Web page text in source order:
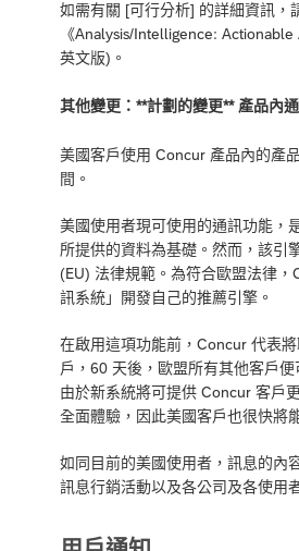
如需有關 [可行分析] 的詳細資訊，
《Analysis/Intelligence: Actionable
英文版)。
其他變更：**計劃的變更** 產品內
美國客戶使用 Concur 產品內的產
間。
美國使用者現可使用的通訊功能，
所提供的資料為基礎。然而，該引
(EU) 法律規範。為符合歐盟法律
訊系統」開發自己的推薦引擎。
在啟用這項功能前，Concur 代表
戶，60 天後，歐盟所有其他客戶便
由於新系統將可提供 Concur 客戶
全面體驗，因此美國客戶也很快將
如同目前的美國使用者，訊息的內
訊息行銷活動以及各公司及各使用